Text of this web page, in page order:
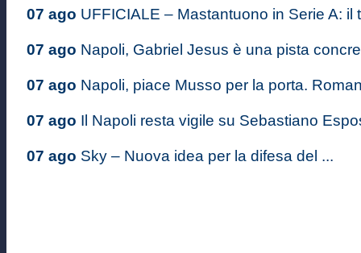
07 ago UFFICIALE – Mastantuono in Serie A: il
07 ago Napoli, Gabriel Jesus è una pista
07 ago Napoli, piace Musso per la porta.
07 ago Il Napoli resta vigile su Sebastiano
07 ago Sky – Nuova idea per la difesa del ...